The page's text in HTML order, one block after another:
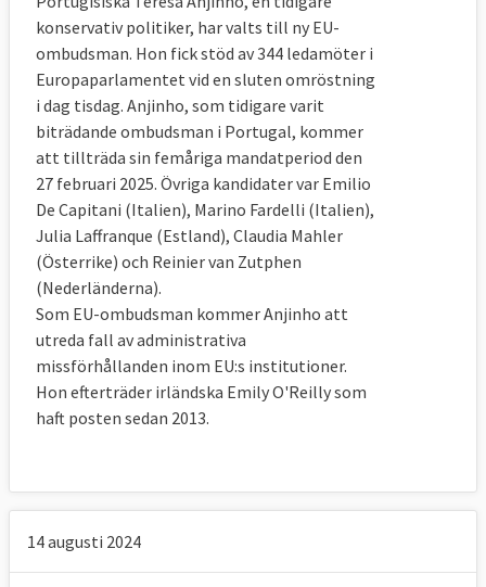
konservativ politiker, har valts till ny EU-
ombudsman. Hon fick stöd av 344 ledamöter i
Europaparlamentet vid en sluten omröstning
i dag tisdag. Anjinho, som tidigare varit
biträdande ombudsman i Portugal, kommer
att tillträda sin femåriga mandatperiod den
27 februari 2025. Övriga kandidater var Emilio
De Capitani (Italien), Marino Fardelli (Italien),
Julia Laffranque (Estland), Claudia Mahler
(Österrike) och Reinier van Zutphen
(Nederländerna).
Som EU-ombudsman kommer Anjinho att
utreda fall av administrativa
missförhållanden inom EU:s institutioner.
Hon efterträder irländska Emily O'Reilly som
haft posten sedan 2013.
14 augusti 2024